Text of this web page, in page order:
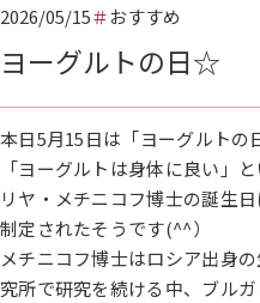
2026/05/15 おすすめ
ヨーグルトの日☆
本日5月15日は「ヨーグルトの
「ヨーグルトは身体に良い」
リヤ・メチニコフ博士の誕生
制定されたそうです(^^）
メチニコフ博士はロシア出身
究所で研究を続ける中、ブル